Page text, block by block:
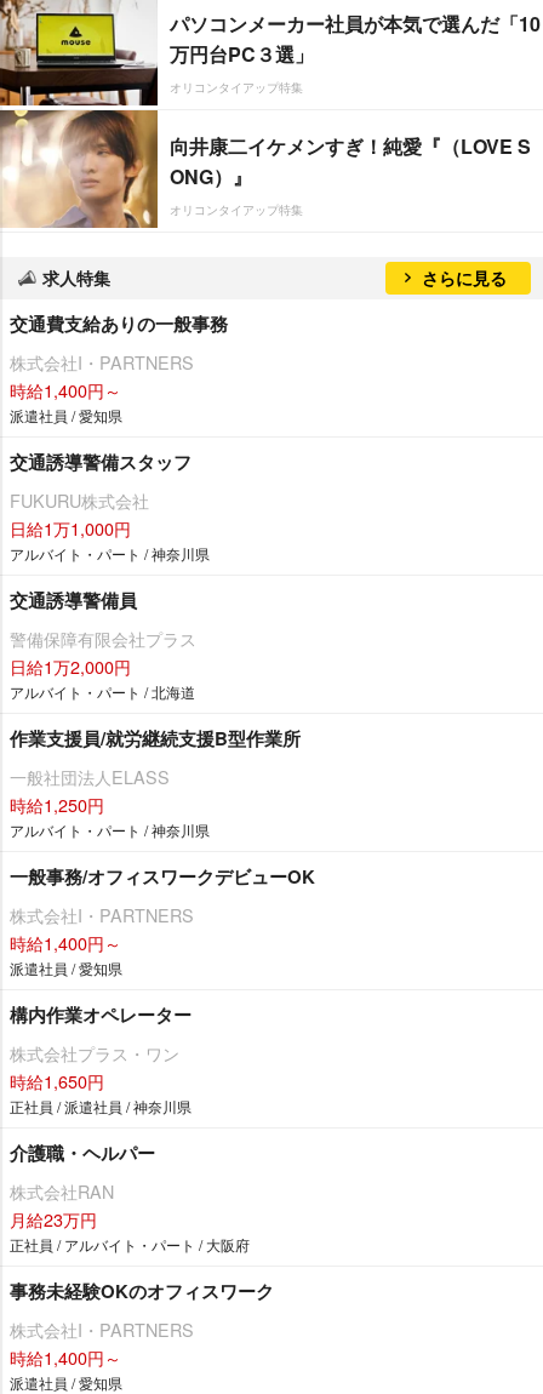
パソコンメーカー社員が本気で選んだ「10
万円台PC３選」
オリコンタイアップ特集
向井康二イケメンすぎ！純愛『（LOVE S
ONG）』
オリコンタイアップ特集
求人特集 さらに見る
交通費支給ありの一般事務
株式会社I・PARTNERS
時給1,400円～
派遣社員 / 愛知県
交通誘導警備スタッフ
FUKURU株式会社
日給1万1,000円
アルバイト・パート / 神奈川県
交通誘導警備員
警備保障有限会社プラス
日給1万2,000円
アルバイト・パート / 北海道
作業支援員/就労継続支援B型作業所
一般社団法人ELASS
時給1,250円
アルバイト・パート / 神奈川県
一般事務/オフィスワークデビューOK
株式会社I・PARTNERS
時給1,400円～
派遣社員 / 愛知県
構内作業オペレーター
株式会社プラス・ワン
時給1,650円
正社員 / 派遣社員 / 神奈川県
介護職・ヘルパー
株式会社RAN
月給23万円
正社員 / アルバイト・パート / 大阪府
事務未経験OKのオフィスワーク
株式会社I・PARTNERS
時給1,400円～
派遣社員 / 愛知県